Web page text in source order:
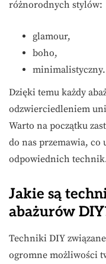
różnorodnych stylów:
glamour,
boho,
minimalistyczny.
Dzięki temu każdy
odzwierciedleniem
Warto na początku
do nas przemawia, co
odpowiednich
Jakie są
abażurów
Techniki DIY
ogromne możliwości